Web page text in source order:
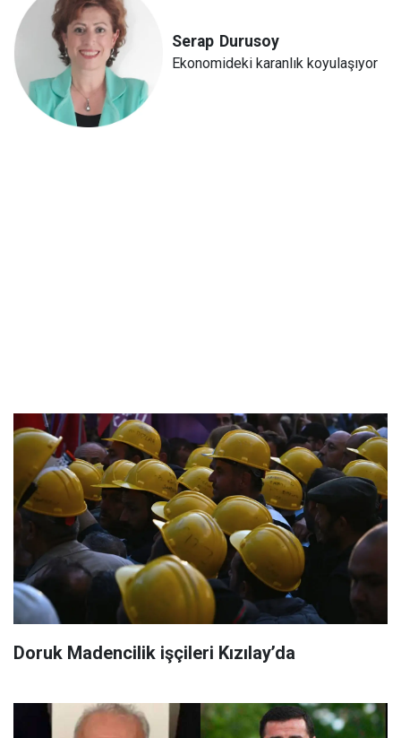
Serap Durusoy
Ekonomideki karanlık koyulaşıyor
Doruk Madencilik işçileri Kızılay’da